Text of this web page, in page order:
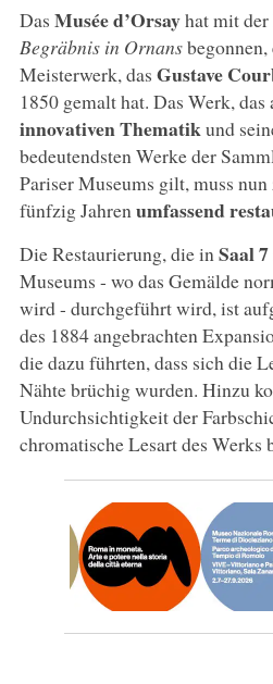
Das Musée d’Orsayhat mit der
Begräbnis in Ornansbegonnen,
Meisterwerk, das Gustave
1850 gemalt hat. Das Werk,
innovativen Thematikund
bedeutendsten Werke der
Pariser Museums gilt, muss
fünfzig Jahren umfassend
Die Restaurierung, die in Saal 7
Museums - wo das Gemälde
wird - durchgeführt wird, ist
des 1884 angebrachten
die dazu führten, dass sich die
Nähte brüchig wurden. Hinzu
Undurchsichtigkeit der
chromatische Lesart des Werks